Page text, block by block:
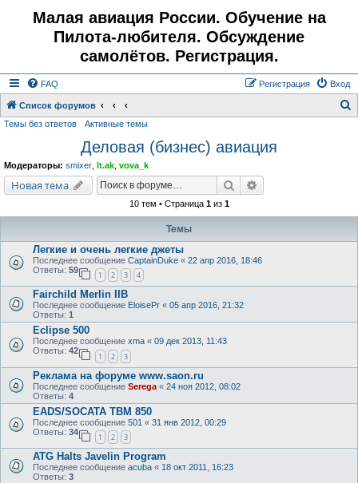
Малая авиация России. Обучение на
Пилота-любителя. Обсуждение
самолётов. Регистрация.
FAQ Вход
Регистрация
Список форумов
Темы без ответов Активные темы
Деловая (бизнес) авиация
Модераторы: smixer lt.ak vova_k
Новая тема Поиск
10 тем • Страница 1из 1
Темы
Легкие и очень легкие джеты
Последнее сообщение CaptainDuke « 22 апр 2016, 18:46
Ответы: 59
1 2 3 4
Fairchild Merlin IIB
Последнее сообщение EloisePr « 05 апр 2016, 21:32
Ответы: 1
Eclipse 500
Последнее сообщение xma « 09 дек 2013, 11:43
Ответы: 42
1 2 3
Реклама на форуме www.saon.ru
Последнее сообщение Serega « 24 ноя 2012, 08:02
Ответы: 4
EADS/SOCATA TBM 850
Последнее сообщение 501 « 31 янв 2012, 00:29
Ответы: 34
1 2 3
ATG Halts Javelin Program
Последнее сообщение acuba « 18 окт 2011, 16:23
Ответы: 3